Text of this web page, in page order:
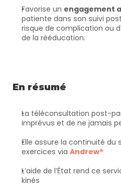
Favorise un engagement
patiente dans son suivi
risque de complication ou
de la rééducation.
En résumé
La téléconsultation post-
imprévus et de ne jamais
Elle assure la continuité du
exercices via Andrew®
L’aide de l’État rend ce
kinés